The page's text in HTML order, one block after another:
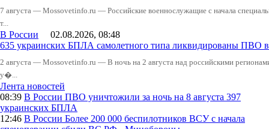
7 августа — Mossovetinfo.ru — Российские военнослужащие с начала
т...
В России 02.08.2026, 08:48
635 украинских БПЛА самолетного типа ликвидированы ПВО
2 августа — Mossovetinfo.ru — В ночь на 2 августа над российскими
у�...
Лента новостей
08:39 В России ПВО уничтожили за ночь на 8 августа 397
украинских БПЛА
12:46 В России Более 200 000 беспилотников ВСУ с начала